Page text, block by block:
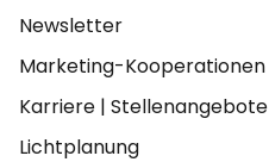
Newsletter
Marketing-Kooperationen
Karriere | Stellenangebote
Lichtplanung